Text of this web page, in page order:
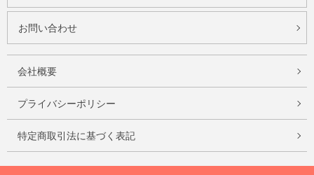
お問い合わせ
会社概要
プライバシーポリシー
特定商取引法に基づく表記